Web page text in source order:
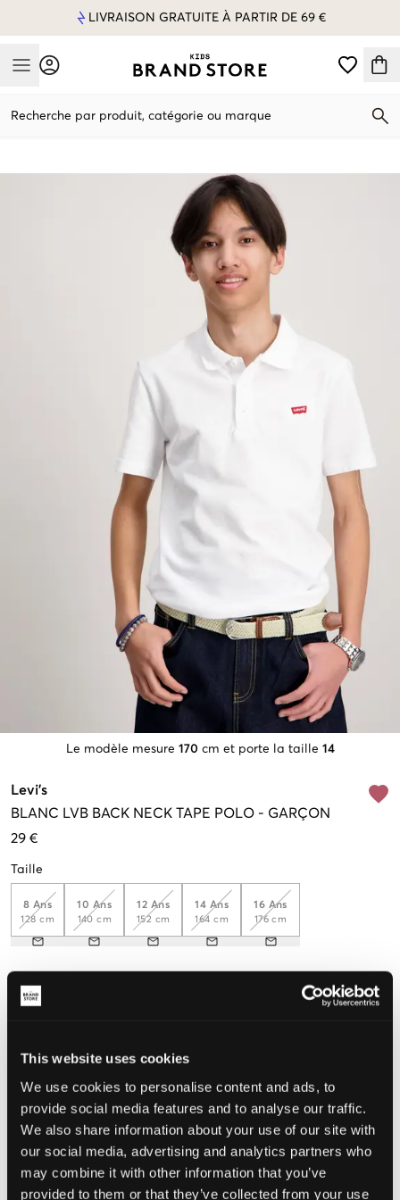
This website uses cookies
We use cookies to personalise content and ads, to
provide social media features and to analyse our traffic.
We also share information about your use of our site with
our social media, advertising and analytics partners who
may combine it with other information that you’ve
provided to them or that they’ve collected from your use
LIVRAISON GRATUITE À PARTIR DE 69 €
Mobile Menu
Recherche par produit, catégorie ou marque
Le modèle mesure 170 cm et porte la taille 14
Levi's
BLANC LVB BACK NECK TAPE POLO - GARÇON
29 €
Taille
8 Ans
128 cm
10 Ans
140 cm
12 Ans
152 cm
14 Ans
164 cm
16 Ans
176 cm
Taille perçue
CHOISIR LA TAILLE
Livraison gratuite à partir de 69 €
Garantie de remboursement pendant 60 jours
Livraisons rapides